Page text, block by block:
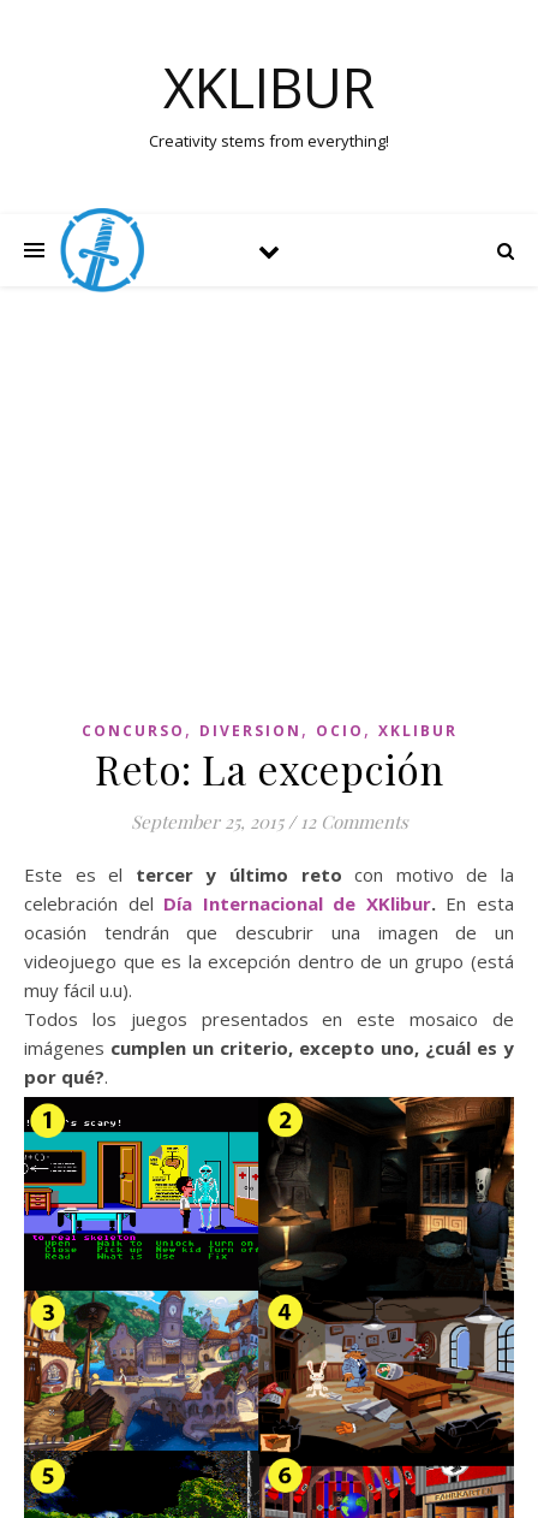
XKLIBUR
Creativity stems from everything!
CONCURSO , DIVERSION , OCIO , XKLIBUR
Reto: La excepción
September 25, 2015 / 12 Comments
Este es el tercer y último reto con motivo de la
celebración del Día Internacional de XKlibur. En esta
ocasión tendrán que descubrir una imagen de un
videojuego que es la excepción dentro de un grupo (está
muy fácil u.u).
Todos los juegos presentados en este mosaico de
imágenes cumplen un criterio, excepto uno, ¿cuál es y
por qué?.